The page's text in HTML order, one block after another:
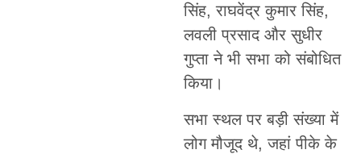
सिंह, राघवेंद्र कुमार सिंह,
लवली प्रसाद और सुधीर
गुप्ता ने भी सभा को संबोधित
किया।
सभा स्थल पर बड़ी संख्या में
लोग मौजूद थे, जहां पीके के